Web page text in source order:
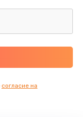
согласие на